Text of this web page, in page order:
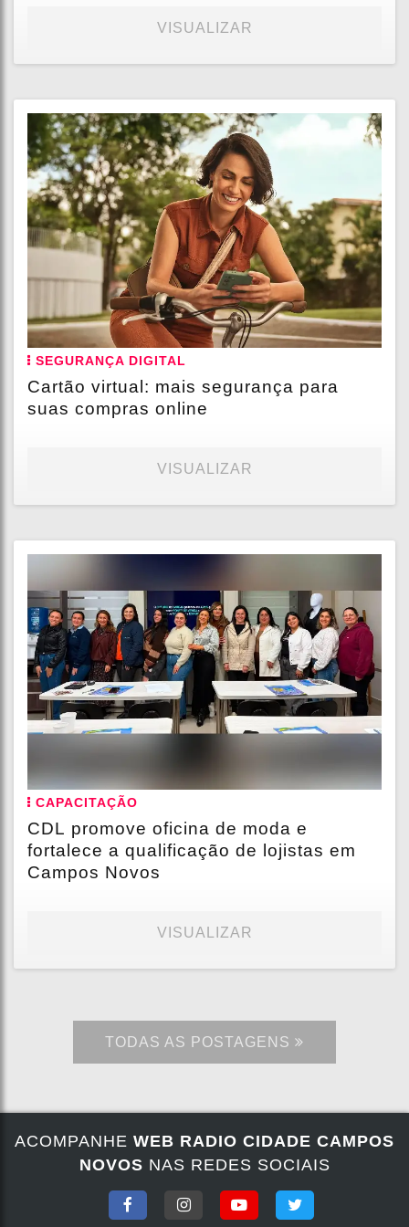
VISUALIZAR
SEGURANÇA DIGITAL
Cartão virtual: mais segurança para
suas compras online
VISUALIZAR
CAPACITAÇÃO
CDL promove oficina de moda e
fortalece a qualificação de lojistas em
Campos Novos
VISUALIZAR
TODAS AS POSTAGENS
ACOMPANHE WEB RADIO CIDADE CAMPOS
NOVOS NAS REDES SOCIAIS